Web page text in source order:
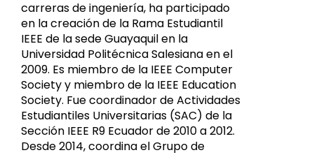
carreras de ingeniería, ha participado
en la creación de la Rama Estudiantil
IEEE de la sede Guayaquil en la
Universidad Politécnica Salesiana en el
2009. Es miembro de la IEEE Computer
Society y miembro de la IEEE Education
Society. Fue coordinador de Actividades
Estudiantiles Universitarias (SAC) de la
Sección IEEE R9 Ecuador de 2010 a 2012.
Desde 2014, coordina el Grupo de